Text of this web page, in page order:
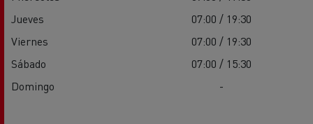
Jueves
07:00 / 19:30
Viernes
07:00 / 19:30
Sábado
07:00 / 15:30
Domingo
-